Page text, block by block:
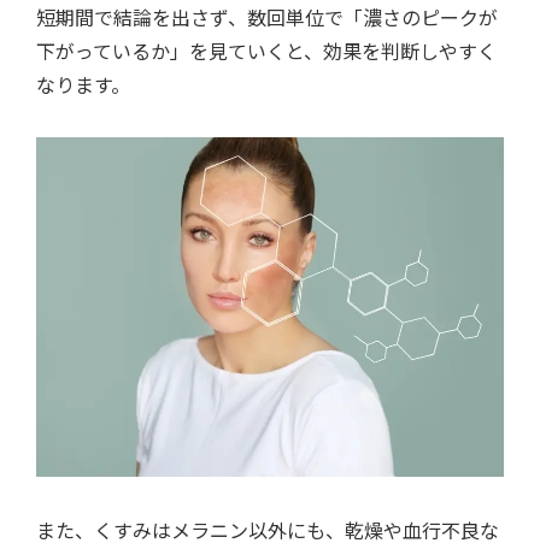
短期間で結論を出さず、数回単位で「濃さのピークが
下がっているか」を見ていくと、効果を判断しやすく
なります。
また、くすみはメラニン以外にも、乾燥や血行不良な